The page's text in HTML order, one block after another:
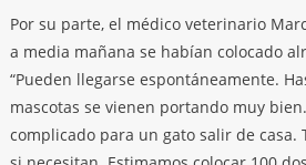
Por su parte, el médico veterinario
a media mañana se habían colocado
“Pueden llegarse espontáneamente.
mascotas se vienen portando muy
complicado para un gato salir de casa.